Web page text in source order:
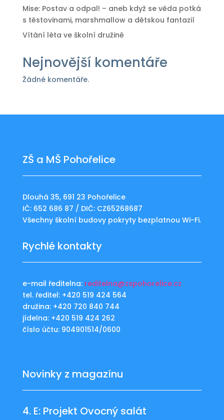
Mise: Postav a odpal! – aneb když se věda potká
s těstovinami, marshmallow a dětskou fantazií
Vítání léta ve školní družině
Nejnovější komentáře
Žádné komentáře.
ZŠ a MŠ Pohořelice
Dlouhá 35, 691 23 Pohořelice
IČ: 652 686 87 / DIČ: CZ65268687
Všechny školní budovy pokryty bezplatnou Wi-Fi.
Rychlé kontakty
e-mail ředitelna: reditelna@zspohorelice.cz
tel. ředitel: +420 519 424 564
družina: +420 720 840 744
jídelna: +420 519 424 262
číslo účtu: 904901514/0600
Novinky z magazínu
4. E: Projekt Ovocný salát